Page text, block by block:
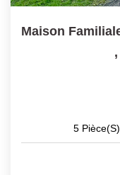
,
5 Pièce(s)